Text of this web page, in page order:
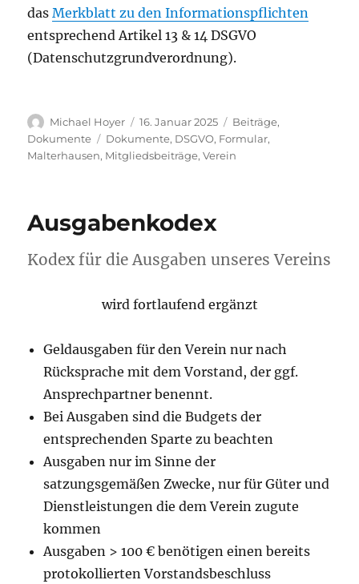
dasMerkblatt zu den Informationspflichten
entsprechend Artikel 13 & 14 DSGVO
(Datenschutzgrundverordnung).
Autor
Michael Hoyer
Veröffentlicht
am
16. Januar 2025 Kategorien
Beiträge,
Dokumente
Schlagwörter
Dokumente, DSGVO, Formular,
Malterhausen, Mitgliedsbeiträge,Verein
Ausgabenkodex
Kodex für die Ausgaben unseres Vereins
wird fortlaufend ergänzt
Geldausgaben für den Verein nur nach
Rücksprache mit dem Vorstand, der ggf.
Ansprechpartner benennt.
Bei Ausgaben sind die Budgets der
entsprechenden Sparte zu beachten
Ausgaben nur im Sinne der
satzungsgemäßen Zwecke, nur für Güter und
Dienstleistungen die dem Verein zugute
kommen
Ausgaben > 100 € benötigen einen bereits
protokollierten Vorstandsbeschluss